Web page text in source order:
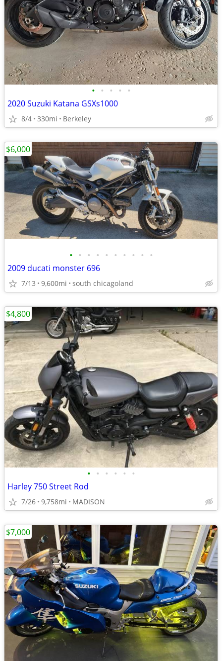
• • • • •
2020 Suzuki Katana GSXs1000
8/4 330mi Berkeley
• • • • • • • • • •
2009 ducati monster 696
7/13 9,600mi south chicagoland
$6,000
• • • • • •
Harley 750 Street Rod
7/26 9,758mi MADISON
$4,800
$7,000